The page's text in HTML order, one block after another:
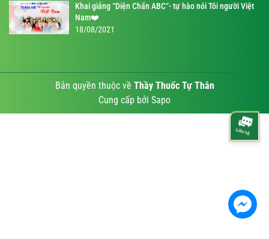
Khai giảng “Diện Chẩn ABC“- tự hào nói Tôi người Việt
Nam❤️
18/08/2021
Bản quyền thuộc về Thầy Thuốc Tự Thân
Cung cấp bởi Sapo